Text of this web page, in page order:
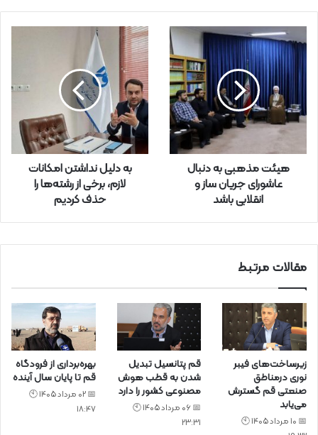
خ
و
ا
و
ر
هیئت مذهبی به دنبال
عاشورای جریان ساز و
انقلابی باشد
به دلیل نداشتن امکانات
لازم،‌ برخی از رشته‌ها را
حذف کردیم‌
مقالات مرتبط
زیرساخت‌های فیبر
نوری درمناطق
صنعتی قم گسترش
می‌یابد
📅 10 مرداد 1405 🕙
قم پتانسیل تبدیل
شدن به قطب هوش
مصنوعی کشور را دارد
📅 06 مرداد 1405 🕙
23:31
بهره‌برداری از فرودگاه
قم تا پایان سال آینده
📅 02 مرداد 1405 🕙
18:47